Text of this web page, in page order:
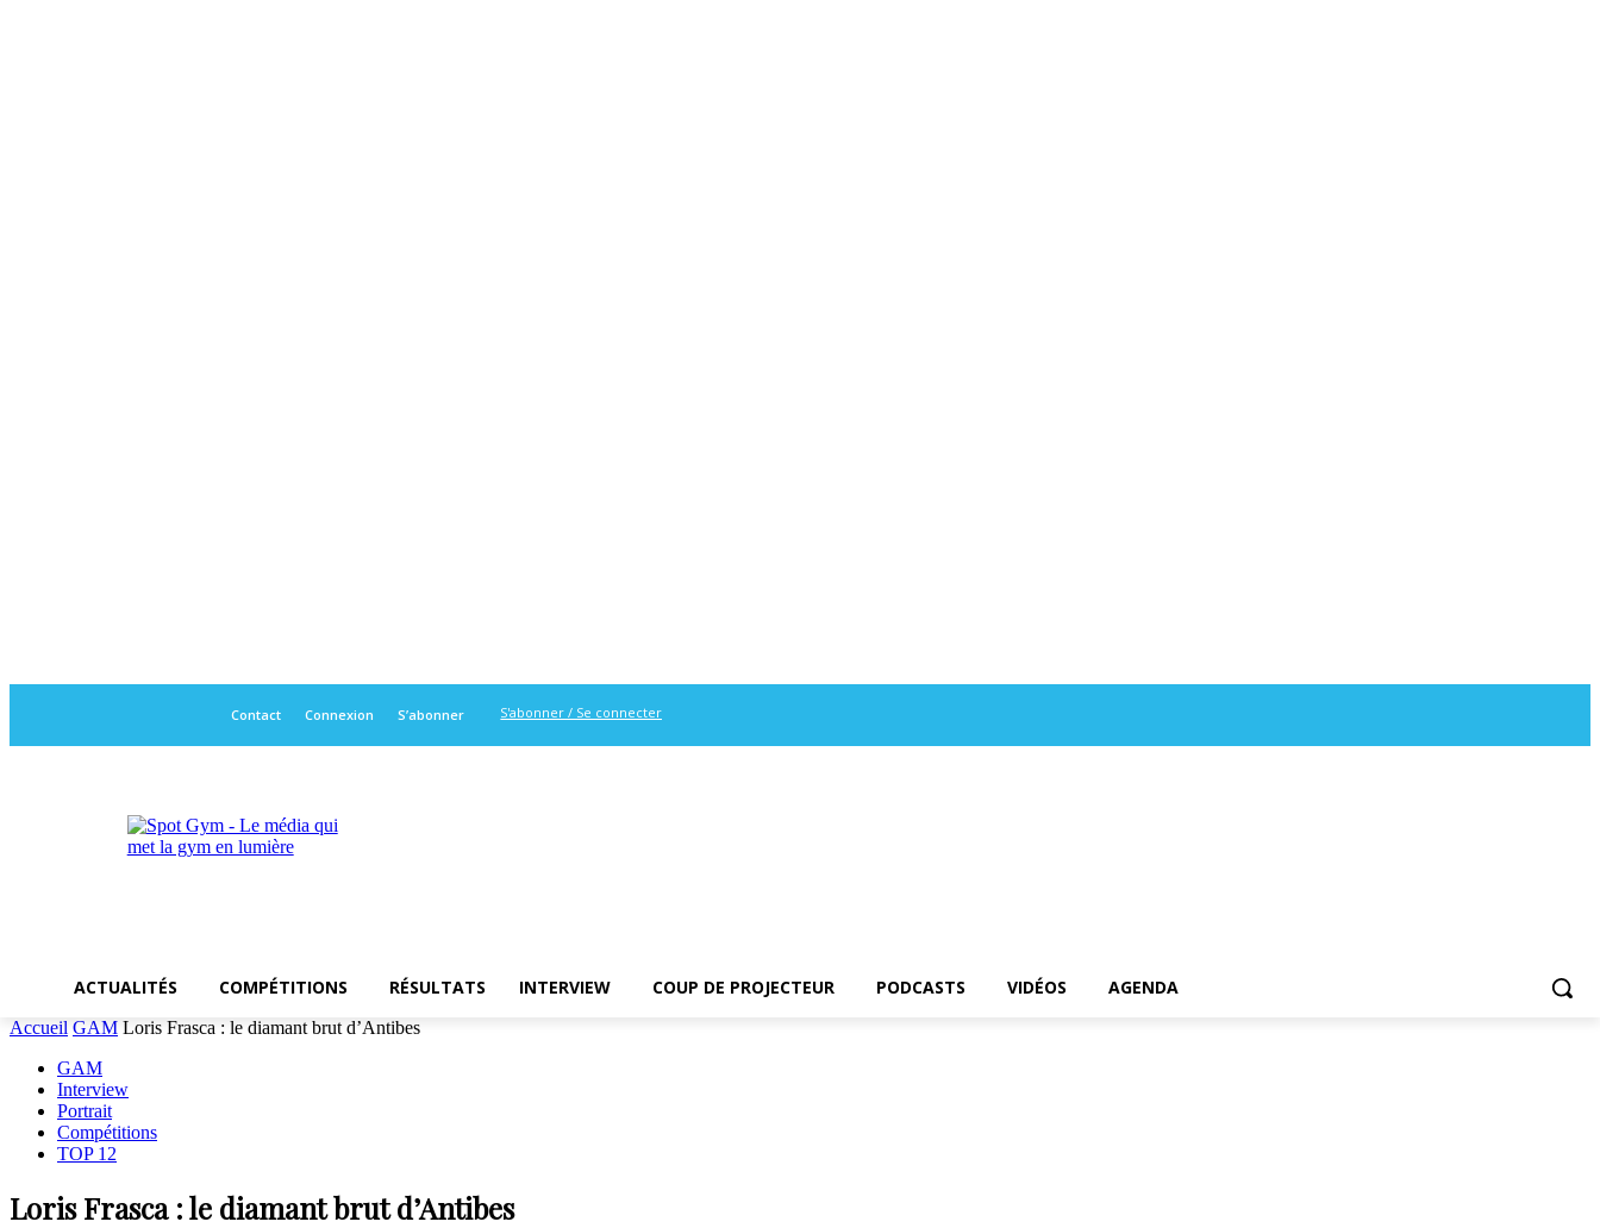
S'abonner / Se connecter
Contact Connexion S’abonner
ACTUALITÉS COMPÉTITIONS RÉSULTATS INTERVIEW COUP DE PROJECTEUR PODCASTS VIDÉOS AGENDA
Accueil GAM Loris Frasca : le diamant brut d’Antibes
GAM
Interview
Portrait
Compétitions
TOP 12
Loris Frasca : le diamant brut d’Antibes